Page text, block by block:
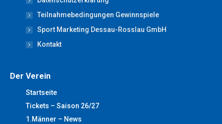
windowwindowwindowwindowwindow
Teilnahmebedingungen Gewinnspiele
Sport Marketing Dessau-Rosslau GmbH
Kontakt
Der Verein
Startseite
Tickets – Saison 26/27
1.Männer – News